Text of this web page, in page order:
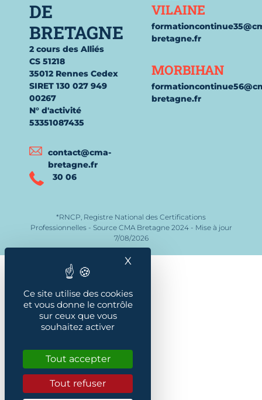
Ce site utilise des cookies
et vous donne le contrôle
sur ceux que vous
souhaitez activer
Tout accepter
Tout refuser
X
DE
BRETAGNE
2 cours des Alliés
CS 51218
35012 Rennes Cedex
SIRET 130 027 949
00267
N° d'activité
53351087435
contact@cma-
bretagne.fr
30 06
VILAINE
bretagne.fr
MORBIHAN
bretagne.fr
*RNCP, Registre National des Certifications
Professionnelles - Source CMA Bretagne 2024 - Mise à jour
7/08/2026